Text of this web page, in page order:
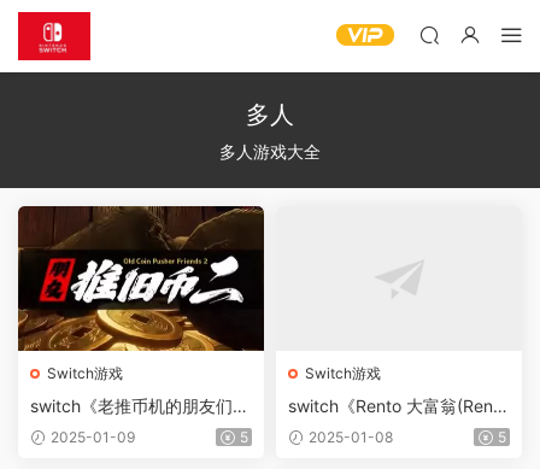
多人
多人游戏大全
Switch游戏
switch《老推币机的朋友们2
(Old Coin Pusher Friends
2025-01-09 5
Switch游戏
switch《Rento 大富翁(Rento
Fortune)》[NSZ]美版中文
2025-01-08 5